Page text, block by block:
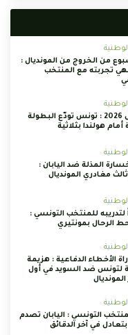
من الخروج من المونديال :
تجربته مع المنتخب
مونديال 2026 : تونس تودّع البطولة
هولندا بثلاثية
المذلة ضد اليابان :
مغادري المونديال
لتدريبه للمنتخب التونسي :
الرحال بمونتيري
الأخطاء الدفاعية : هزيمة
لتونس ضد السويد في أول
التونسي : اليابان تصدم
بتعادل في آخر الدقائق